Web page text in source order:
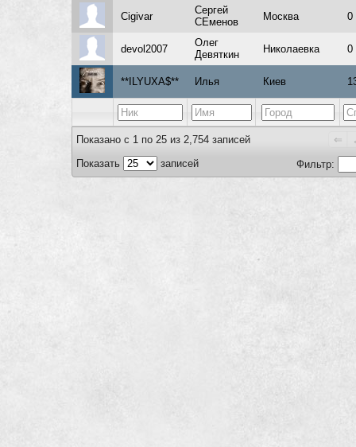
Cigivar
Сергей
СЕменов
Москва 0
devol2007
Олег
Девяткин
Николаевка 0
**ILYUXA$** Илья Киев
Показано с 1 по 25 из 2,754 записей ⇐
Показать
записей Фильтр: